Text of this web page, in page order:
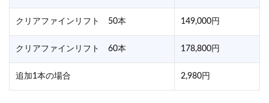
クリアファインリフト 50本 149,000円
クリアファインリフト 60本 178,800円
追加1本の場合 2,980円